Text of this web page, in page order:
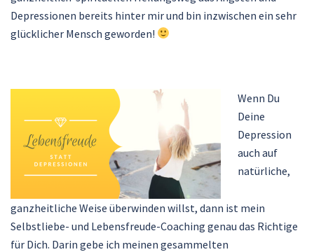
Depressionen bereits hinter mir und bin inzwischen ein sehr
glücklicher Mensch geworden!
Wenn Du
Deine
Depression
auch auf
natürliche,
ganzheitliche Weise überwinden willst, dann ist mein
Selbstliebe- und Lebensfreude-Coaching genau das Richtige
für Dich. Darin gebe ich meinen gesammelten